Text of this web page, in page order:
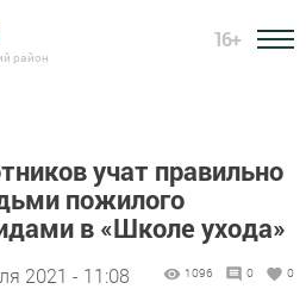
район
16+
учат правильно
пожилого
в «Школе ухода»
2021 - 11:08 1096 0 0